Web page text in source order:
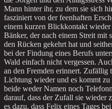
Mann hinter ihr, zu dem sie sich
fasziniert von der feenhaften
einem kurzen Blickkontakt
Bänker, der nach einem Streit mit
den Rücken gekehrt hat und
bei der Findung eines Berufs
Wald einfach nicht vergessen.
an den Fremden erinnert. Zufällig
Lichtung wieder und es kommt zu
beide weder Namen noch
darauf, dass der Zufall sie wieder
es dazu, dass Felix eines Tages